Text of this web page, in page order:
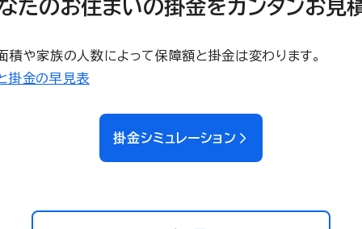
たのお住まいの掛金をカンタンお見
積や家族の人数によって保障額と掛金は変わります。
掛金の早見表
掛金シミュレーション